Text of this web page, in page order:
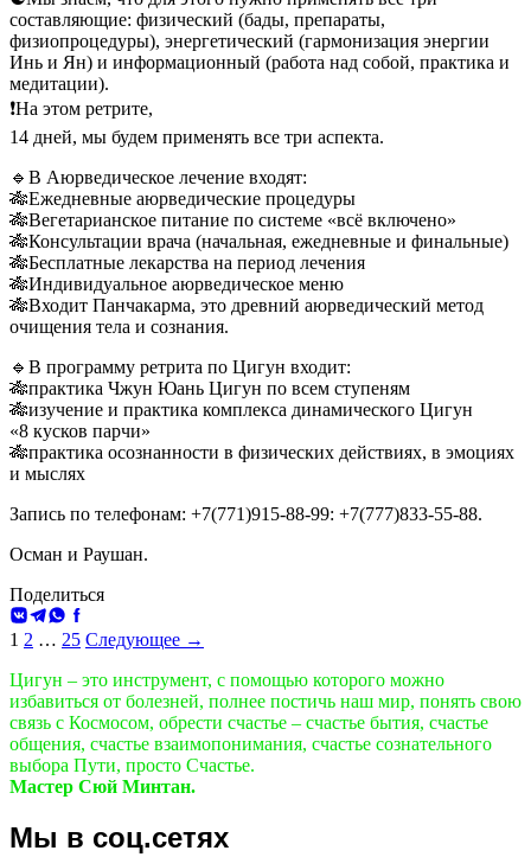
составляющие: физический (бады, препараты,
физиопроцедуры), энергетический (гармонизация энергии
Инь и Ян) и информационный (работа над собой, практика и
медитации).
❗️На этом ретрите,
14 дней, мы будем применять все три аспекта.
🔹В Аюрведическое лечение входят:
🎋Ежедневные аюрведические процедуры
🎋Вегетарианское питание по системе «всё включено»
🎋Консультации врача (начальная, ежедневные и финальные)
🎋Бесплатные лекарства на период лечения
🎋Индивидуальное аюрведическое меню
🎋Входит Панчакарма, это древний аюрведический метод
очищения тела и сознания.
🔹В программу ретрита по Цигун входит:
🎋практика Чжун Юань Цигун по всем ступеням
🎋изучение и практика комплекса динамического Цигун
«8 кусков парчи»
🎋практика осознанности в физических действиях, в эмоциях
и мыслях
Запись по телефонам: +7(771)915-88-99: +7(777)833-55-88.
Осман и Раушан.
Поделиться
ВКонтакте
Telegram
WhatsApp
Facebook
Навигация
по
записям
1 2 … 25 Следующее →
Цигун – это инструмент, с помощью которого можно
избавиться от болезней, полнее постичь наш мир, понять свою
связь с Космосом, обрести счастье – счастье бытия, счастье
общения, счастье взаимопонимания, счастье сознательного
выбора Пути, просто Счастье.
Мастер Сюй Минтан.
Мы в соц.сетях